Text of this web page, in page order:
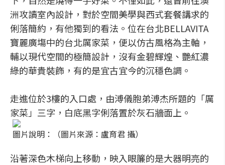
洲攻讀室內設計，對於空間美學與西式套餐講求的
俐落簡約，有他獨到的看法。位在台北BELLAVITA
寶麗廣塲中的台北厲家菜，便以仿古風格為主軸，
輔以現代空間的極簡設計，沒有金碧輝煌、艷紅濃
綠的華貴裝飾，有的是宜古宜今的沉穩色調。
走進位於3樓的入口處，由溥儀胞弟溥杰所題的「厲
家菜」三字，白底黑字俐落置於灰石牆面上。
圖片說明：（圖片來源：盧育君 攝）
沿著深色木梯向上移動，映入眼簾的是大器明亮的